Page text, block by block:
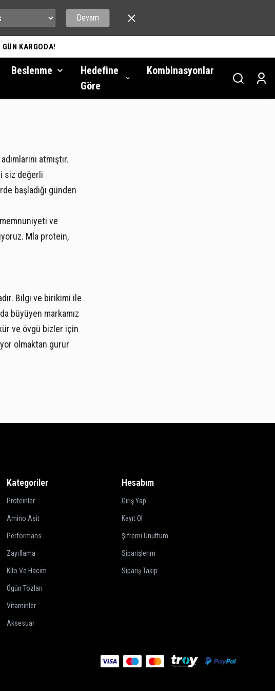
Devam
KARGODA!
Beslenme
Hedefine
Göre
Kombinasyonlar
atmıştır.
siz değerli
başladığı günden
ve
Mla protein,
Bilgi ve birikimi ile
büyüyen markamız
ve övgü bizler için
olmaktan gurur
Kategoriler
Proteinler
Amino Asit
Performans
Zayıflama
Kilo Ve Hacim
Ögün Tozları
Vitaminler
Aksesuar
Hesabım
Giriş Yap
Kayıt Ol
Şifremi Unuttum
Siparişlerim
Sipariş Takip